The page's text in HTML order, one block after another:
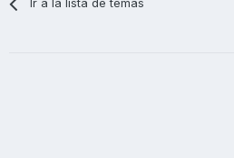
Ir a la lista de temas